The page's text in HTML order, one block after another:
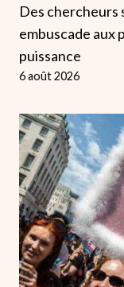
Des chercheurs
embuscade aux
puissance
6 août 2026